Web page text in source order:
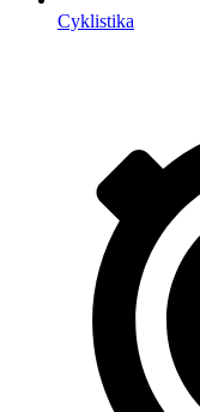
Cyklistika